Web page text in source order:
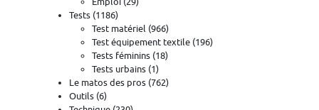
Tests (1186)
Test matériel (966)
Test équipement textile (196)
Tests féminins (18)
Tests urbains (1)
Le matos des pros (762)
Outils (6)